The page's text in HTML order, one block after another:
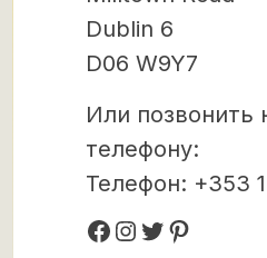
Dublin 6
D06 W9Y7
Или позвонить
телефону:
Телефон: +353
Facebook
Instagram
Twitter
Pinterest